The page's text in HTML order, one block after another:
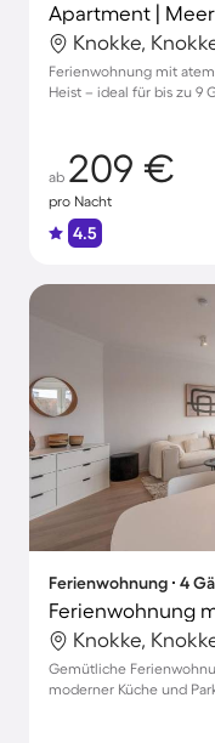
Apartment |
Knokke,
Ferienwohnung mit
Heist – ideal für bis zu 9
ab 209 €
pro Nacht
4.5
Ferienwohnung ∙ 4
Knokke,
Gemütliche
moderner Küche und